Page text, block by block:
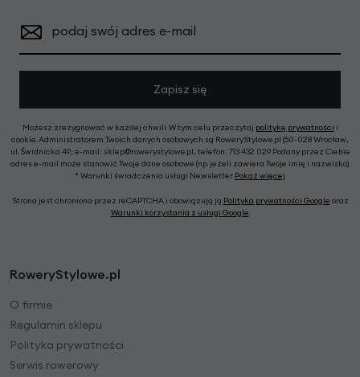
podaj swój adres e-mail
Zapisz się
Możesz zrezygnować w każdej chwili. W tym celu przeczytaj politykę prywatności i
cookie. Administratorem Twoich danych osobowych są RoweryStylowe.pl (50-028 Wrocław,
ul. Świdnicka 49; e-mail: sklep@rowerystylowe.pl, telefon: 713 432 029. Podany przez Ciebie
adres e-mail może stanowić Twoje dane osobowe (np. jeżeli zawiera Twoje imię i nazwisko).
* Warunki świadczenia usługi Newsletter Pokaż więcej
Strona jest chroniona przez reCAPTCHA i obowiązują ją Polityka prywatności Google oraz
Warunki korzystania z usługi Google.
RoweryStylowe.pl
O firmie
Regulamin sklepu
Polityka prywatności
Serwis rowerowy